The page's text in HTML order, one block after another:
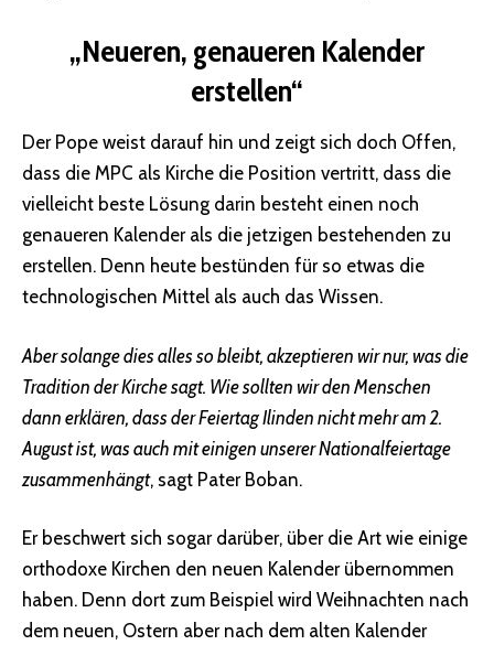
„Neueren, genaueren Kalender
erstellen“
Der Pope weist darauf hin und zeigt sich doch Offen,
dass die MPC als Kirche die Position vertritt, dass die
vielleicht beste Lösung darin besteht einen noch
genaueren Kalender als die jetzigen bestehenden zu
erstellen. Denn heute bestünden für so etwas die
technologischen Mittel als auch das Wissen.
Aber solange dies alles so bleibt, akzeptieren wir nur, was die
Tradition der Kirche sagt. Wie sollten wir den Menschen
dann erklären, dass der Feiertag Ilinden nicht mehr am 2.
August ist, was auch mit einigen unserer Nationalfeiertage
zusammenhängt, sagt Pater Boban.
Er beschwert sich sogar darüber, über die Art wie einige
orthodoxe Kirchen den neuen Kalender übernommen
haben. Denn dort zum Beispiel wird Weihnachten nach
dem neuen, Ostern aber nach dem alten Kalender